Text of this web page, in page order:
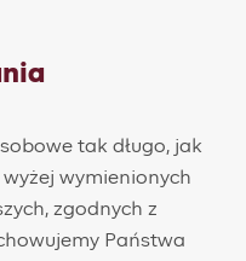
tak długo, jak
wymienionych
zgodnych z
Państwa